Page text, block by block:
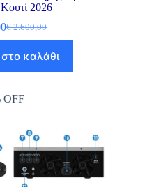
2026
€2.600,00
καλάθι
OFF